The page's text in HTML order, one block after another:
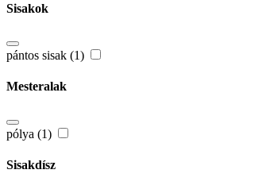
Sisakok
pántos sisak (1)
Mesteralak
pólya (1)
Sisakdísz